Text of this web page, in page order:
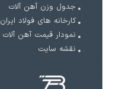
جدول وزن آهن آلات
کارخانه های فولاد ایران
نمودار قیمت آهن آلات
نقشه سایت